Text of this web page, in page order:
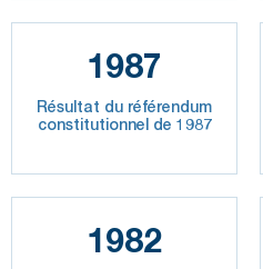
1987
Résultat du référendum
constitutionnel de 1987
1982